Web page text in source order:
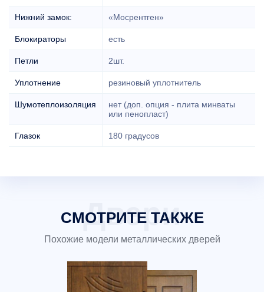
Нижний замок: «Мосрентген»
Блокираторы есть
Петли 2шт.
Уплотнение резиновый уплотнитель
Шумотеплоизоляция
нет (доп. опция - плита минваты
или пенопласт)
Глазок 180 градусов
СМОТРИТЕ ТАКЖЕ
Похожие модели металлических дверей